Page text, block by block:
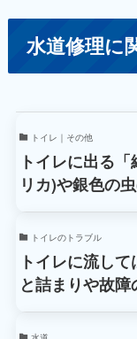
水道修理に
トイレ｜その他
トイレに出る
リカ)や銀色の
トイレのトラブル
トイレに流し
と詰まりや故障